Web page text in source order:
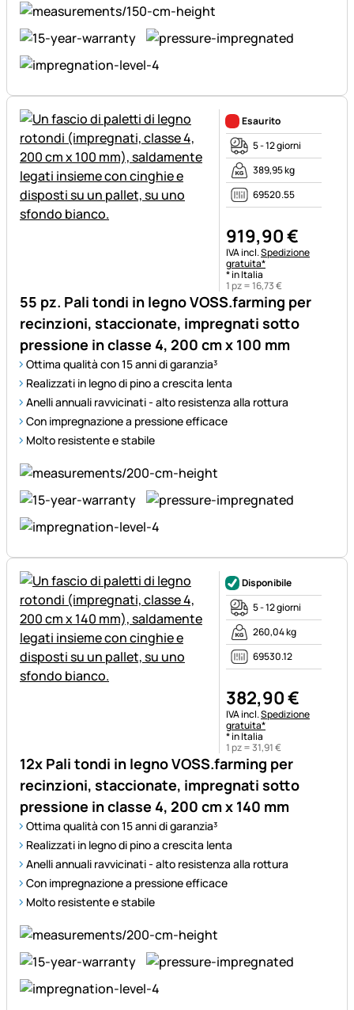
55 pz. Pali tondi in legno VOSS.farming per
recinzioni, staccionate, impregnati sotto
pressione in classe 4, 200 cm x 100 mm
Ottima qualità con 15 anni di garanzia³
Realizzati in legno di pino a crescita lenta
Anelli annuali ravvicinati - alto resistenza alla rottura
Con impregnazione a pressione efficace
Molto resistente e stabile
Esaurito
5 - 12 giorni
389,95 kg
69520.55
919,90€
Informazioni fiscali:
IVA incl.Spedizione
gratuita*
* in Italia
1 pz =16,73€
12x Pali tondi in legno VOSS.farming per
recinzioni, staccionate, impregnati sotto
pressione in classe 4, 200 cm x 140 mm
Ottima qualità con 15 anni di garanzia³
Realizzati in legno di pino a crescita lenta
Anelli annuali ravvicinati - alto resistenza alla rottura
Con impregnazione a pressione efficace
Molto resistente e stabile
Disponibile
5 - 12 giorni
260,04 kg
69530.12
382,90€
Informazioni fiscali:
IVA incl.Spedizione
gratuita*
* in Italia
1 pz =31,91€